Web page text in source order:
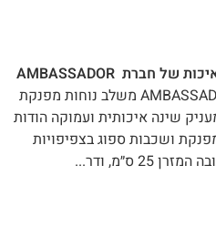
של חברת
מזרן 160/200 CLUB מבית AMBASSADOR משלב נוחות מפנקת
שינה איכותית ועמוקה הודות
ושכבות ספוג בצפיפויות
ס״מ, ודר...